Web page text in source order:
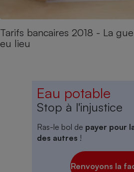
Tarifs bancaires 2018 - La
eu lieu
Eau potable
Stop à l'injustice
Ras-le bol de payer pour
des autres !
Renvoyons la